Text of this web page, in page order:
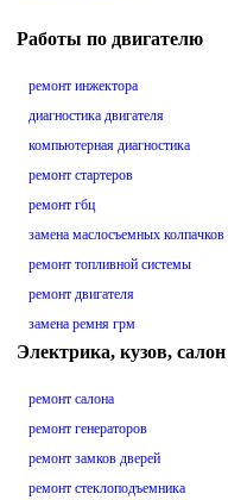
Работы по двигателю
ремонт инжектора
диагностика двигателя
компьютерная диагностика
ремонт стартеров
ремонт гбц
замена маслосъемных колпачков
ремонт топливной системы
ремонт двигателя
замена ремня грм
Электрика, кузов, салон
ремонт салона
ремонт генераторов
ремонт замков дверей
ремонт стеклоподъемника